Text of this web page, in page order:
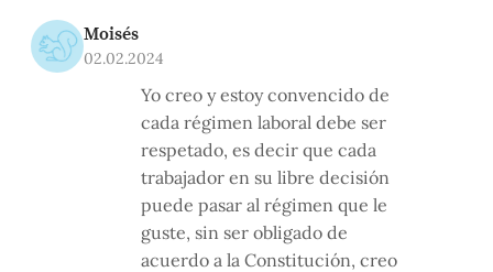
Moisés
02.02.2024
Yo creo y estoy convencido de
cada régimen laboral debe ser
respetado, es decir que cada
trabajador en su libre decisión
puede pasar al régimen que le
guste, sin ser obligado de
acuerdo a la Constitución, creo